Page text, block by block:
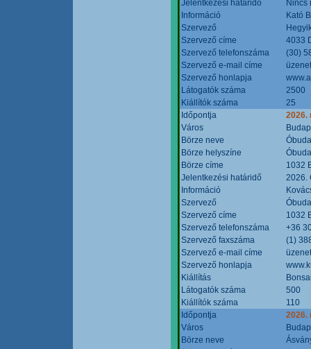
Jelentkezési határidő
Nincs
Információ
Kató
Szervező
Szervező címe
4033
Szervező telefonszáma
(30)
Szervező e-mail címe
Szervező honlapja
Látogatók száma
2500
Kiállítók száma
25
Időpontja
2026.
Város
Börze neve
Börze helyszíne
Börze címe
1032
Jelentkezési határidő
2026.
Információ
Szervező
Szervező címe
1032
Szervező telefonszáma
+36
Szervező faxszáma
(1)
Szervező e-mail címe
Szervező honlapja
Kiállítás
Látogatók száma
500
Kiállítók száma
110
Időpontja
2026.
Város
Börze neve